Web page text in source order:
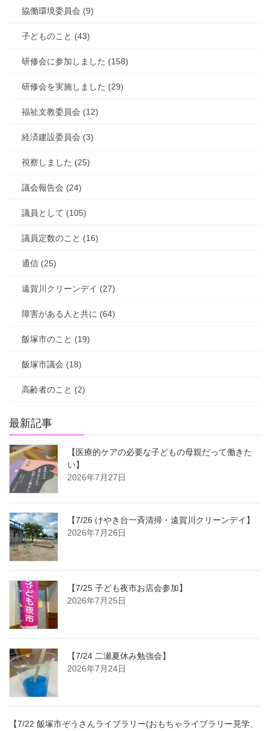
協働環境委員会 (9)
子どものこと (43)
研修会に参加しました (158)
研修会を実施しました (29)
福祉文教委員会 (12)
経済建設委員会 (3)
視察しました (25)
議会報告会 (24)
議員として (105)
議員定数のこと (16)
通信 (25)
遠賀川クリーンデイ (27)
障害がある人と共に (64)
飯塚市のこと (19)
飯塚市議会 (18)
高齢者のこと (2)
最新記事
【医療的ケアの必要な子どもの母親だって働きた
い】
2026年7月27日
【7/26 けやき台一斉清掃・遠賀川クリーンデイ】
2026年7月26日
【7/25 子ども夜市お店会参加】
2026年7月25日
【7/24 二瀬夏休み勉強会】
2026年7月24日
【7/22 飯塚市ぞうさんライブラリー(おもちゃライブラリー見学、